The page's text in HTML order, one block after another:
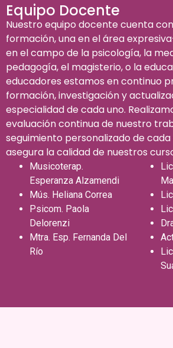
Equipo Docente
Nuestro equipo docente cuenta
formación, una en el área
en el campo de la psicología, la
pedagogía, el magisterio, o la
educadores estamos en continuo
formación, investigación y
especialidad de cada uno.
evaluación continua de nuestro
seguimiento personalizado de cada
asegura la calidad de nuestros
Musicoterap.
Esperanza Alzamendi
Mús. Heliana Correa
Psicom. Paola
Delorenzi
Mtra. Esp. Fernanda Del
Río